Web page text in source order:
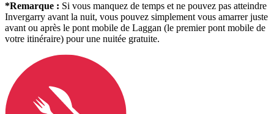
*Remarque : Si vous manquez de temps et ne pouvez pas atteindre
Invergarry avant la nuit, vous pouvez simplement vous amarrer juste
avant ou après le pont mobile de Laggan (le premier pont mobile de
votre itinéraire) pour une nuitée gratuite.